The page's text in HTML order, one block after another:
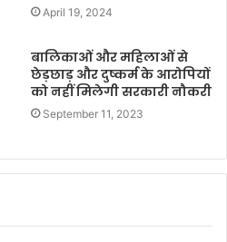
April 19, 2024
बालिकाओं और महिलाओं से
छेड़छाड़ और दुष्कर्म के आरोपियों
को नहीं मिलेगी सरकारी नौकरी
September 11, 2023